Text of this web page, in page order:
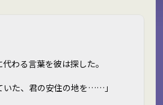
わる言葉を彼は探した。
いた、君の安住の地を……」